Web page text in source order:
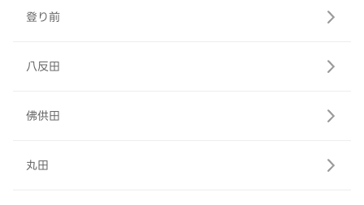
登り前
八反田
佛供田
丸田